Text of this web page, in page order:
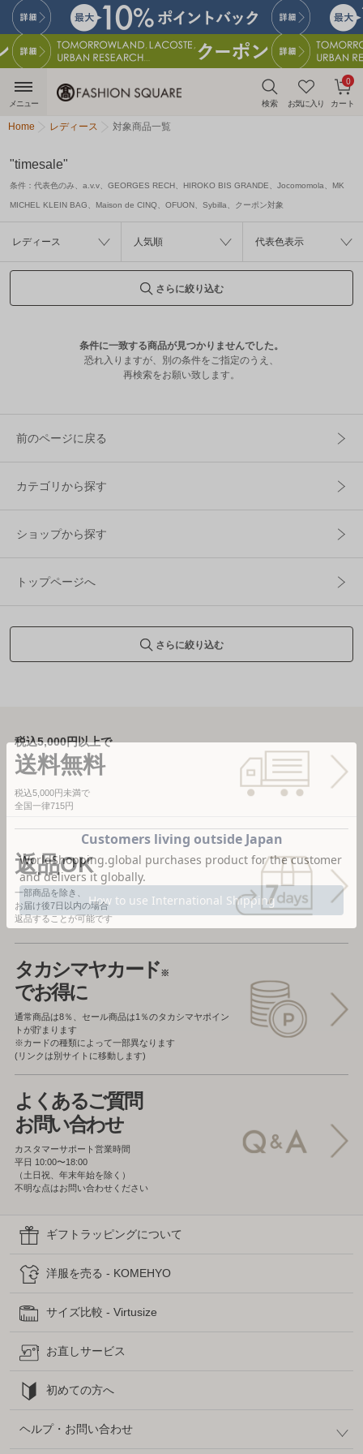
検索 お気に入り カート
0
メニュー
Home レディース 対象商品一覧
"timesale"
条件： 代表色のみ、a.v.v、GEORGES RECH、HIROKO BIS GRANDE、Jocomomola、MK
MICHEL KLEIN BAG、Maison de CINQ、OFUON、Sybilla、クーポン対象
レディース 人気順 代表色表示
さらに絞り込む
条件に一致する商品が見つかりませんでした。
恐れ入りますが、別の条件をご指定のうえ、
再検索をお願い致します。
前のページに戻る
カテゴリから探す
ショップから探す
トップページへ
さらに絞り込む
税込5,000円以上で
送料無料
税込5,000円未満で
全国一律715円
返品OK
一部商品を除き、
お届け後7日以内の場合
返品することが可能です
タカシマヤカード※
でお得に
通常商品は8％、セール商品は1％のタカシマヤポイン
トが貯まります
※カードの種類によって一部異なります
(リンクは別サイトに移動します)
よくあるご質問
お問い合わせ
カスタマーサポート営業時間
平日 10:00〜18:00
（土日祝、年末年始を除く）
不明な点はお問い合わせください
ギフトラッピングについて
洋服を売る - KOMEHYO
サイズ比較 - Virtusize
お直しサービス
初めての方へ
ヘルプ・お問い合わせ